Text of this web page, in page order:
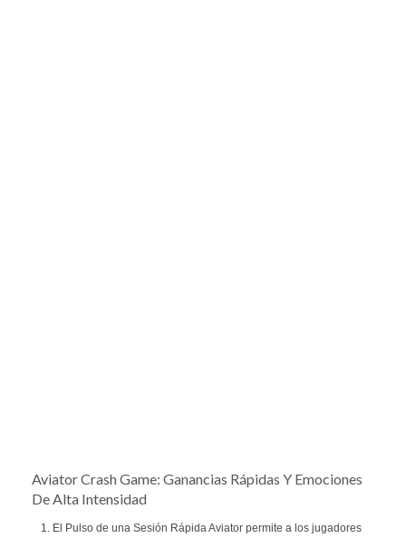
Aviator Crash Game: Ganancias Rápidas Y Emociones
De Alta Intensidad
1. El Pulso de una Sesión Rápida Aviator permite a los jugadores